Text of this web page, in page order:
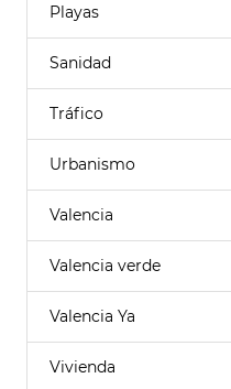
Playas
Sanidad
Tráfico
Urbanismo
Valencia
Valencia verde
Valencia Ya
Vivienda